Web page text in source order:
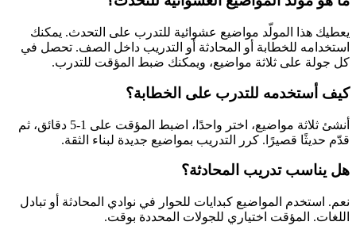
يعطيك هذا المولّد مواضيع عشوائية للتدرب على التحدث. يمكنك
استخدامه للخطابة أو المحادثة أو التدريب داخل الصف. تحصل في
كل جولة على ثلاثة مواضيع، ويمكنك ضبط المؤقت للتدرب.
كيف أستخدمه للتدرب على الخطابة؟
أنشئ ثلاثة مواضيع، اختر واحدًا، اضبط المؤقت على 1-5 دقائق، ثم
قدّم حديثًا قصيرًا. كرر التدريب بمواضيع جديدة لبناء الثقة.
هل يناسب تدريب المحادثة؟
نعم. استخدم المواضيع كبدايات للحوار في نوادي المحادثة أو تبادل
اللغات. المؤقت اختياري للجولات المحددة بوقت.